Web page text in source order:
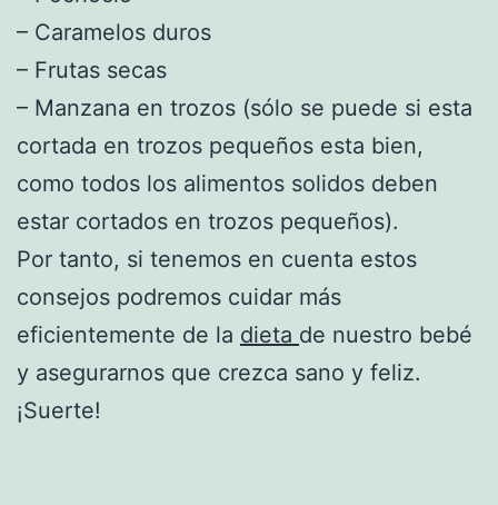
– Caramelos duros
– Frutas secas
– Manzana en trozos (sólo se puede si esta
cortada en trozos pequeños esta bien,
como todos los alimentos solidos deben
estar cortados en trozos pequeños).
Por tanto, si tenemos en cuenta estos
consejos podremos cuidar más
eficientemente de la dieta de nuestro bebé
y asegurarnos que crezca sano y feliz.
¡Suerte!